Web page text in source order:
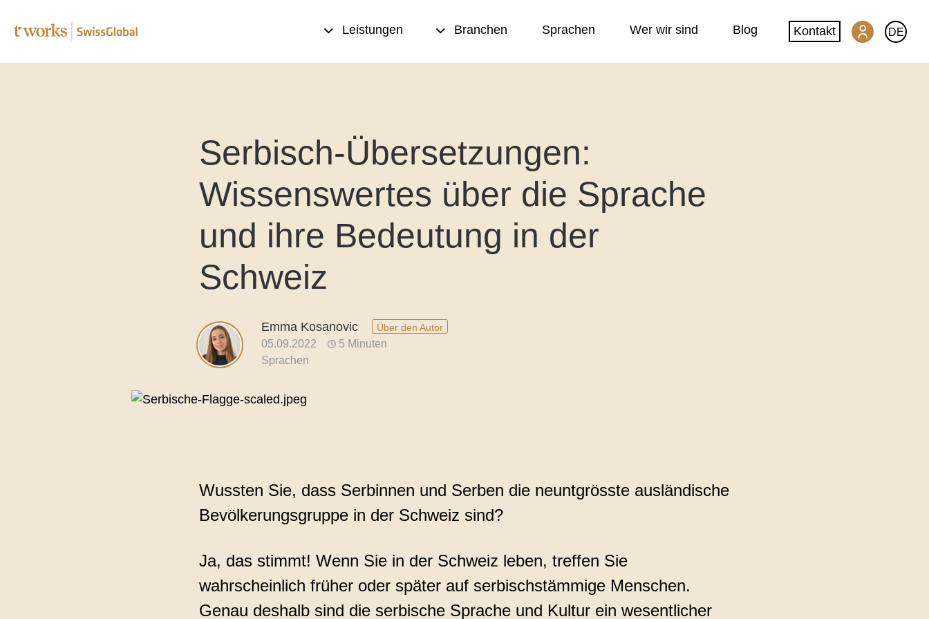
Leistungen
Lektorat und
Korrekturlesen
Transkreation
Post-Editing
Übersetzungen
Qualitätssicherung von
Übersetzungen
Übersetzungsspeicher
Terminologiemanagement
Desktop Publishing (DTP)
DeepL-Glossar
Branchen Sprachen Wer wir sind Blog Kontakt DE
Serbisch-Übersetzungen:
Wissenswertes über die Sprache
und ihre Bedeutung in der
Schweiz
Emma Kosanovic Über den Autor
05.09.2022
5 Minuten
Sprachen
Wussten Sie, dass Serbinnen und Serben die neuntgrösste ausländische
Bevölkerungsgruppe in der Schweiz sind?
Ja, das stimmt! Wenn Sie in der Schweiz leben, treffen Sie
wahrscheinlich früher oder später auf serbischstämmige Menschen.
Genau deshalb sind die serbische Sprache und Kultur ein wesentlicher